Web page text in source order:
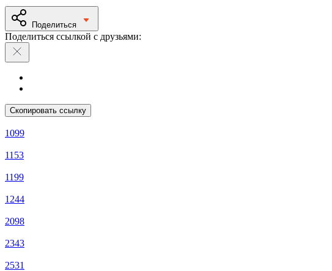
Поделиться
Поделиться ссылкой с друзьями:
Скопировать ссылку
1099
1153
1199
1244
2098
2343
2531